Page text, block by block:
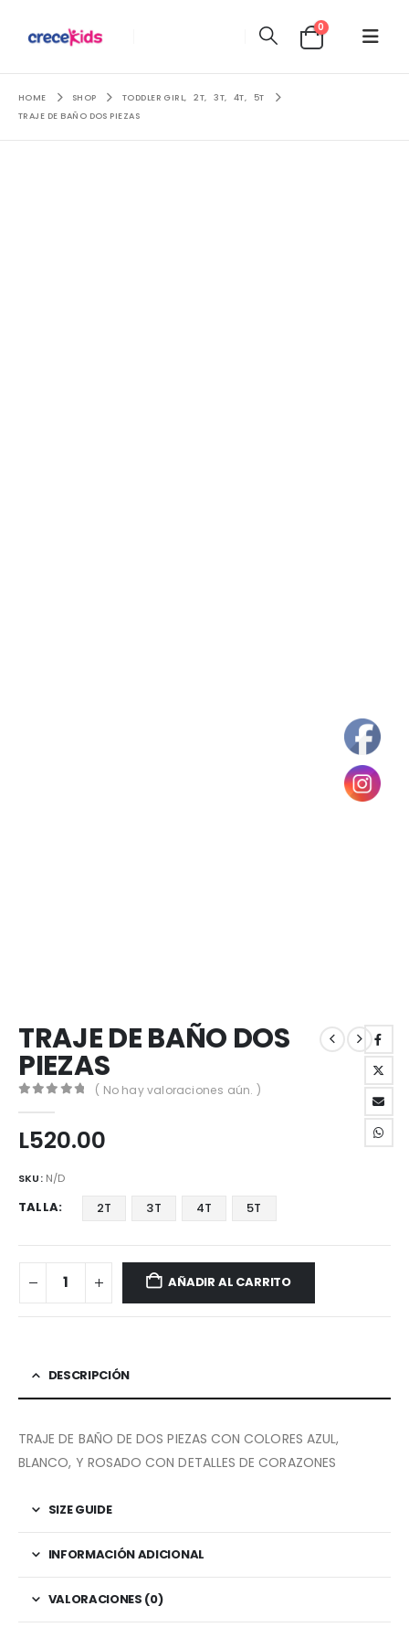
0
HOME SHOP TODDLER GIRL, 2T, 3T, 4T,
5T
TRAJE DE BAÑO DOS PIEZAS
TRAJE DE BAÑO DOS
PIEZAS
( No hay valoraciones aún. )
L520.00
SKU: N/D
TALLA 2T 3T 4T 5T
AÑADIR AL CARRITO
DESCRIPCIÓN
TRAJE DE BAÑO DE DOS PIEZAS CON COLORES AZUL,
BLANCO, Y ROSADO CON DETALLES DE CORAZONES
SIZE GUIDE
INFORMACIÓN ADICIONAL
VALORACIONES (0)